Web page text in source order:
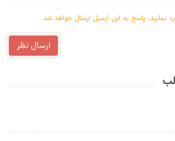
نمایید، پاسخ به این ایمیل ارسال خواهد شد
ارسال نظر